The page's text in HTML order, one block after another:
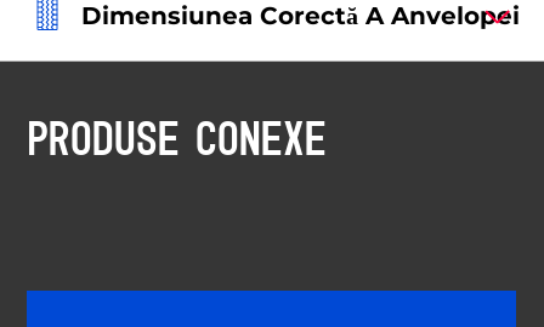
Dimensiunea Corectă A Anvelopei
PRODUSE CONEXE